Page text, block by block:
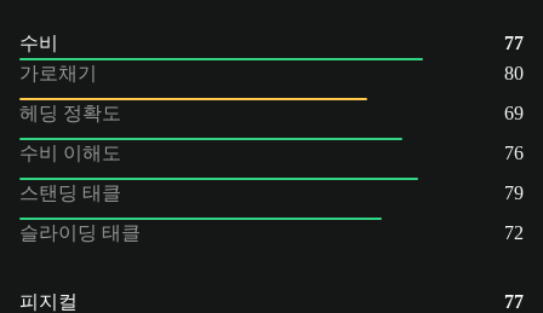
수비
77
가로채기
80
헤딩 정확도
69
수비 이해도
76
스탠딩 태클
79
슬라이딩 태클
72
피지컬
77